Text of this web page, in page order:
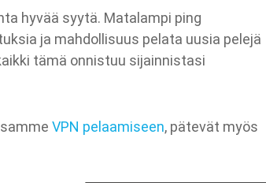
hyvää syytä. Matalampi ping
ja mahdollisuus pelata uusia pelejä
tämä onnistuu sijainnistasi
VPN pelaamiseen, pätevät myös